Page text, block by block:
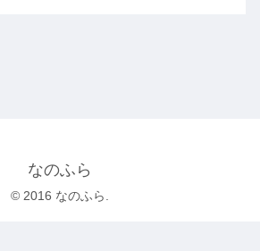
なのふら
© 2016 なのふら.